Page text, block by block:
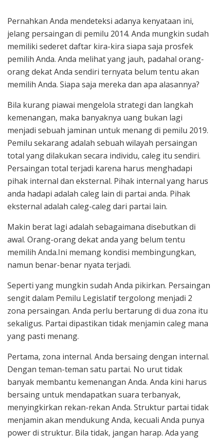
Pernahkan Anda mendeteksi adanya kenyataan ini,
jelang persaingan di pemilu 2014. Anda mungkin sudah
memiliki sederet daftar kira-kira siapa saja prosfek
pemilih Anda. Anda melihat yang jauh, padahal orang-
orang dekat Anda sendiri ternyata belum tentu akan
memilih Anda. Siapa saja mereka dan apa alasannya?
Bila kurang piawai mengelola strategi dan langkah
kemenangan, maka banyaknya uang bukan lagi
menjadi sebuah jaminan untuk menang di pemilu 2019.
Pemilu sekarang adalah sebuah wilayah persaingan
total yang dilakukan secara individu, caleg itu sendiri.
Persaingan total terjadi karena harus menghadapi
pihak internal dan eksternal. Pihak internal yang harus
anda hadapi adalah caleg lain di partai anda. Pihak
eksternal adalah caleg-caleg dari partai lain.
Makin berat lagi adalah sebagaimana disebutkan di
awal. Orang-orang dekat anda yang belum tentu
memilih Anda.Ini memang kondisi membingungkan,
namun benar-benar nyata terjadi.
Seperti yang mungkin sudah Anda pikirkan. Persaingan
sengit dalam Pemilu Legislatif tergolong menjadi 2
zona persaingan. Anda perlu bertarung di dua zona itu
sekaligus. Partai dipastikan tidak menjamin caleg mana
yang pasti menang.
Pertama, zona internal. Anda bersaing dengan internal.
Dengan teman-teman satu partai. No urut tidak
banyak membantu kemenangan Anda. Anda kini harus
bersaing untuk mendapatkan suara terbanyak,
menyingkirkan rekan-rekan Anda. Struktur partai tidak
menjamin akan mendukung Anda, kecuali Anda punya
power di struktur. Bila tidak, jangan harap. Ada yang